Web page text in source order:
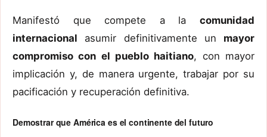
Manifestó que compete a la comunidad
internacional asumir definitivamente un mayor
compromiso con el pueblo haitiano, con mayor
implicación y, de manera urgente, trabajar por su
pacificación y recuperación definitiva.
Demostrar que América es el continente del futuro